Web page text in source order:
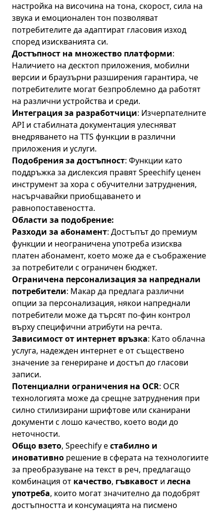
настройка на височина на тона, скорост, сила на
звука и емоционален тон позволяват
потребителите да адаптират гласовия изход
според изискванията си.
Достъпност на множество платформи:
Наличието на десктоп приложения, мобилни
версии и браузърни разширения гарантира, че
потребителите могат безпроблемно да работят
на различни устройства и среди.
Интеграция за разработчици: Изчерпателните
API и стабилната документация улесняват
внедряването на TTS функции в различни
приложения и услуги.
Подобрения за достъпност: Функции като
поддръжка за дислексия правят Speechify ценен
инструмент за хора с обучителни затруднения,
насърчавайки приобщаването и
равнопоставеността.
Области за подобрение:
Разходи за абонамент: Достъпът до премиум
функции и неограничена употреба изисква
платен абонамент, което може да е съображение
за потребители с ограничен бюджет.
Ограничена персонализация за напреднали
потребители: Макар да предлага различни
опции за персонализация, някои напреднали
потребители може да търсят по-фин контрол
върху специфични атрибути на речта.
Зависимост от интернет връзка: Като облачна
услуга, надежден интернет е от съществено
значение за генериране и достъп до гласови
записи.
Потенциални ограничения на OCR: OCR
технологията може да срещне затруднения при
силно стилизирани шрифтове или сканирани
документи с лошо качество, което води до
неточности.
Общо взето, Speechify естабилно и
иновативно решение в сферата на технологиите
за преобразуване на текст в реч, предлагащо
комбинация от качество, гъвкавост и лесна
употреба, които могат значително да подобрят
достъпността и консумацията на писмено